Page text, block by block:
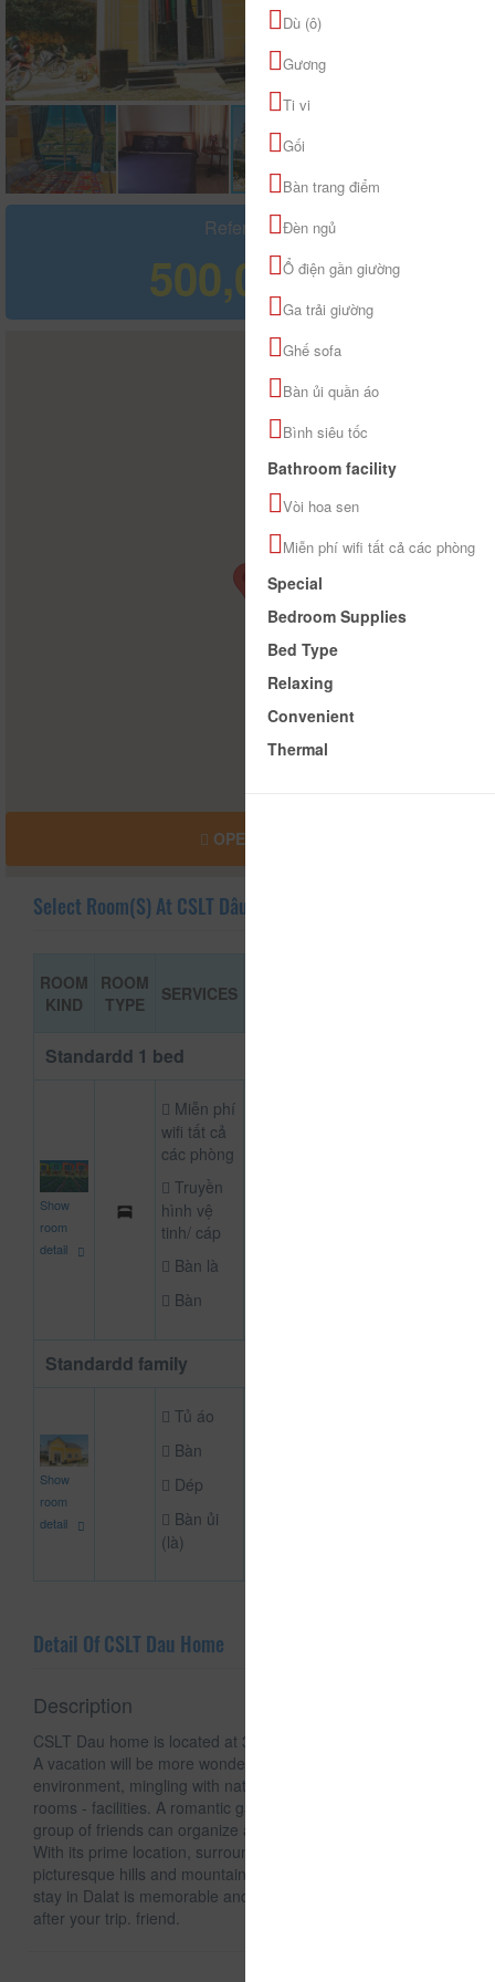
Refer price
500,000 đ
OPEN MAP
Select Room(s) At CSLT Dâu Home
ROOM
KIND
ROOM
TYPE
SERVICES
Standardd 1 bed
Show
room
detail
Miễn phí
wifi tất cả
các phòng
Truyền
hình vệ
tinh/ cáp
Bàn là
Bàn
Standardd family
Show
room
detail
Tủ áo
Bàn
Dép
Bàn ủi
(là)
Detail Of CSLT Dau Home
Description
CSLT Dau home is located at 36 Da Phu, Ward 7, Da Lat city
A vacation will be more wonderful if you are in a clean
environment, mingling with nature. Extremely luxurious
rooms - facilities. A romantic garden space, quiet, with a
group of friends can organize a cozy outdoor dining.
With its prime location, surrounded by lush pine trees, and
picturesque hills and mountains, we will make sure that your
stay in Dalat is memorable and something you will talk about
after your trip. friend.
Dù (ô)
Gương
Ti vi
Gối
Bàn trang điểm
Đèn ngủ
Ổ điện gần giường
Ga trải giường
Ghế sofa
Bàn ủi quần áo
Bình siêu tốc
Bathroom facility
Vòi hoa sen
Miễn phí wifi tất cả các phòng
Special
Bedroom Supplies
Bed Type
Relaxing
Convenient
Thermal